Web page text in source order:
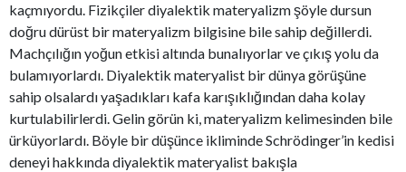
kaçmıyordu. Fizikçiler diyalektik materyalizm şöyle dursun
doğru dürüst bir materyalizm bilgisine bile sahip değillerdi.
Machçılığın yoğun etkisi altında bunalıyorlar ve çıkış yolu da
bulamıyorlardı. Diyalektik materyalist bir dünya görüşüne
sahip olsalardı yaşadıkları kafa karışıklığından daha kolay
kurtulabilirlerdi. Gelin görün ki, materyalizm kelimesinden bile
ürküyorlardı. Böyle bir düşünce ikliminde Schrödinger’in kedisi
deneyi hakkında diyalektik materyalist bakışla